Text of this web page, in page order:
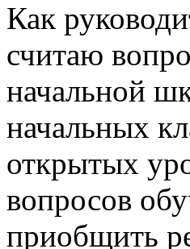
Как
считаю
начальной
начальных
открытых
вопросов
приобщить